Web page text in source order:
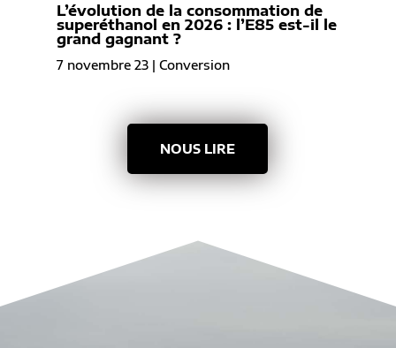
L’évolution de la consommation de
superéthanol en 2026 : l’E85 est-il le
grand gagnant ?
7 novembre 23| Conversion
NOUS LIRE